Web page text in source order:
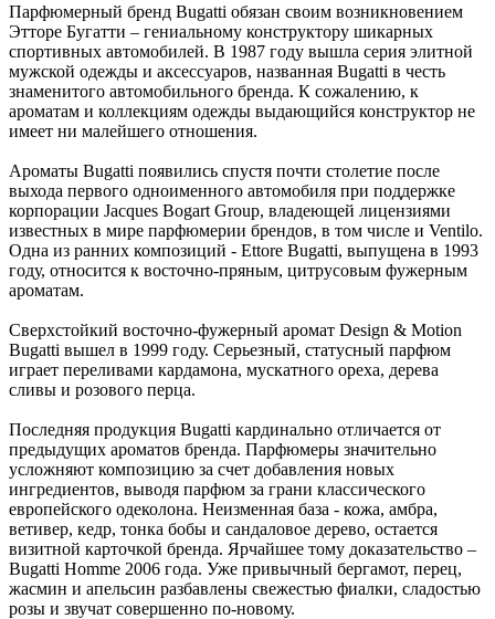
Парфюмерный бренд Bugatti обязан своим возникновением
Этторе Бугатти – гениальному конструктору шикарных
спортивных автомобилей. В 1987 году вышла серия элитной
мужской одежды и аксессуаров, названная Bugatti в честь
знаменитого автомобильного бренда. К сожалению, к
ароматам и коллекциям одежды выдающийся конструктор не
имеет ни малейшего отношения.
Ароматы Bugatti появились спустя почти столетие после
выхода первого одноименного автомобиля при поддержке
корпорации Jacques Bogart Group, владеющей лицензиями
известных в мире парфюмерии брендов, в том числе и Ventilo.
Одна из ранних композиций - Ettore Bugatti, выпущена в 1993
году, относится к восточно-пряным, цитрусовым фужерным
ароматам.
Сверхстойкий восточно-фужерный аромат Design & Motion
Bugatti вышел в 1999 году. Серьезный, статусный парфюм
играет переливами кардамона, мускатного ореха, дерева
сливы и розового перца.
Последняя продукция Bugatti кардинально отличается от
предыдущих ароматов бренда. Парфюмеры значительно
усложняют композицию за счет добавления новых
ингредиентов, выводя парфюм за грани классического
европейского одеколона. Неизменная база - кожа, амбра,
ветивер, кедр, тонка бобы и сандаловое дерево, остается
визитной карточкой бренда. Ярчайшее тому доказательство –
Bugatti Homme 2006 года. Уже привычный бергамот, перец,
жасмин и апельсин разбавлены свежестью фиалки, сладостью
розы и звучат совершенно по-новому.